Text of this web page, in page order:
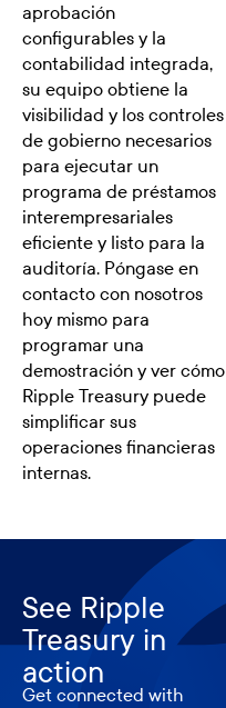
aprobación
configurables y la
contabilidad integrada,
su equipo obtiene la
visibilidad y los controles
de gobierno necesarios
para ejecutar un
programa de préstamos
interempresariales
eficiente y listo para la
auditoría. Póngase en
contacto con nosotros
hoy mismo para
programar una
demostración y ver cómo
Ripple Treasury puede
simplificar sus
operaciones financieras
internas.
See Ripple
Treasury in
action
Get connected with